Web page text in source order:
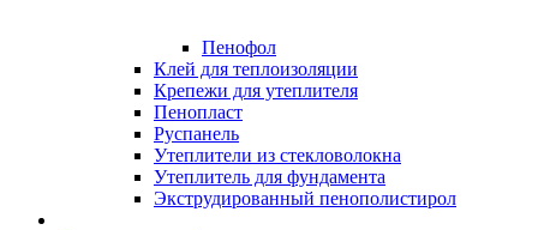
Пенофол
Клей для теплоизоляции
Крепежи для утеплителя
Пенопласт
Руспанель
Утеплители из стекловолокна
Утеплитель для фундамента
Экструдированный пенополистирол